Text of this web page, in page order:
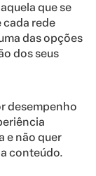
que se
cada rede
das opções
dos seus
desempenho
e não quer
conteúdo.